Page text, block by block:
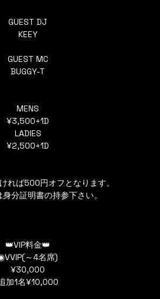
GUEST DJ
KEEY
GUEST MC
BUGGY-T
MENS
¥3,500+1D
LADIES
¥2,500+1D
れば500円オフとなります。
分証明書の持参下さい。
👑VIP料金👑
～4名席)
¥30,000
加1名¥10,000